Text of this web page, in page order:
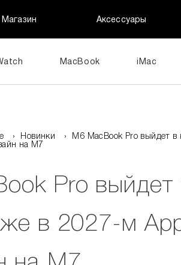
Магазин Аксессуары
MacBook iMac
› Новинки ›
M6 MacBook Pro выйдет
на M7
Pro
в 2027-м